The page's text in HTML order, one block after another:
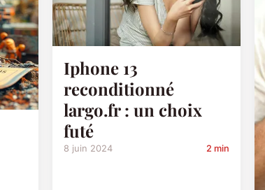
Iphone 13
reconditionné
largo.fr : un choix
futé
8 juin 2024 2 min